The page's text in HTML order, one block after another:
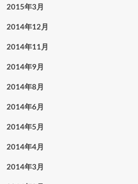
2015年3月
2014年12月
2014年11月
2014年9月
2014年8月
2014年6月
2014年5月
2014年4月
2014年3月